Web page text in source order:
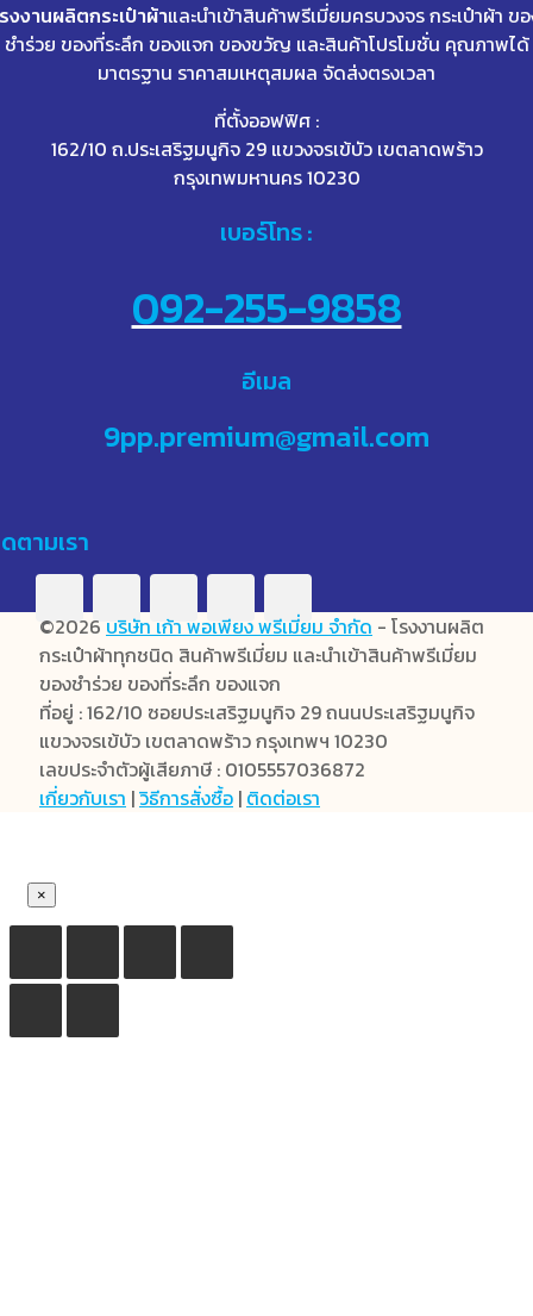
งงานผลิตกระเป๋าผ้าและนำเข้าสินค้าพรีเมี่ยมครบวงจร กระเป๋าผ้า ข
ชำร่วย ของที่ระลึก ของแจก ของขวัญ และสินค้าโปรโมชั่น คุณภาพได้
มาตรฐาน ราคาสมเหตุสมผล จัดส่งตรงเวลา
ที่ตั้งออฟฟิศ :
162/10 ถ.ประเสริฐมนูกิจ 29 แขวงจรเข้บัว เขตลาดพร้าว
กรุงเทพมหานคร 10230
เบอร์โทร :
092-255-9858
อีเมล
9pp.premium@gmail.com
ตามเรา
©2026 บริษัท เก้า พอเพียง พรีเมี่ยม จำกัด - โรงงานผลิต
กระเป๋าผ้าทุกชนิด สินค้าพรีเมี่ยม และนำเข้าสินค้าพรีเมี่ยม
ของชำร่วย ของที่ระลึก ของแจก
ที่อยู่ : 162/10 ซอยประเสริฐมนูกิจ 29 ถนนประเสริฐมนูกิจ
แขวงจรเข้บัว เขตลาดพร้าว กรุงเทพฯ 10230
เลขประจำตัวผู้เสียภาษี : 0105557036872
เกี่ยวกับเรา |วิธีการสั่งซื้อ | ติดต่อเรา
×